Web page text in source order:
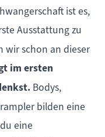
ist es,
Ausstattung zu
wir schon an dieser
im ersten
Bodys,
bilden eine
eine